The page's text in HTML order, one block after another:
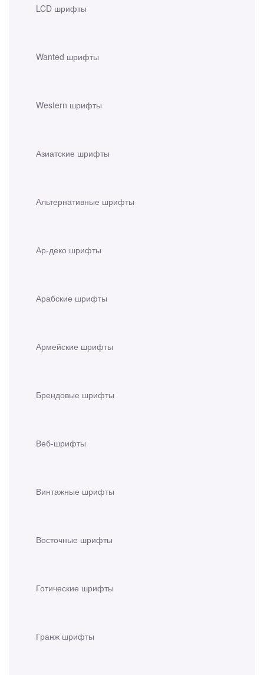
LCD шрифты
Wanted шрифты
Western шрифты
Азиатские шрифты
Альтернативные шрифты
Ар-деко шрифты
Арабские шрифты
Армейские шрифты
Брендовые шрифты
Веб-шрифты
Винтажные шрифты
Восточные шрифты
Готические шрифты
Гранж шрифты